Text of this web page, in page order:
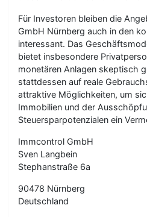
Für Investoren bleiben die
GmbH Nürnberg auch in den
interessant. Das
bietet insbesondere
monetären Anlagen skeptisch
stattdessen auf reale
attraktive Möglichkeiten, um
Immobilien und der
Steuersparpotenzialen ein
Immcontrol GmbH
Sven Langbein
Stephanstraße 6a
90478 Nürnberg
Deutschland